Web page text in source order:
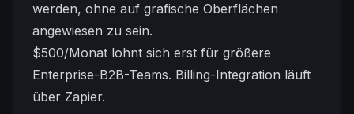
werden, ohne auf grafische Oberflächen
angewiesen zu sein.
$500/Monat lohnt sich erst für größere
Enterprise-B2B-Teams. Billing-Integration läuft
über Zapier.